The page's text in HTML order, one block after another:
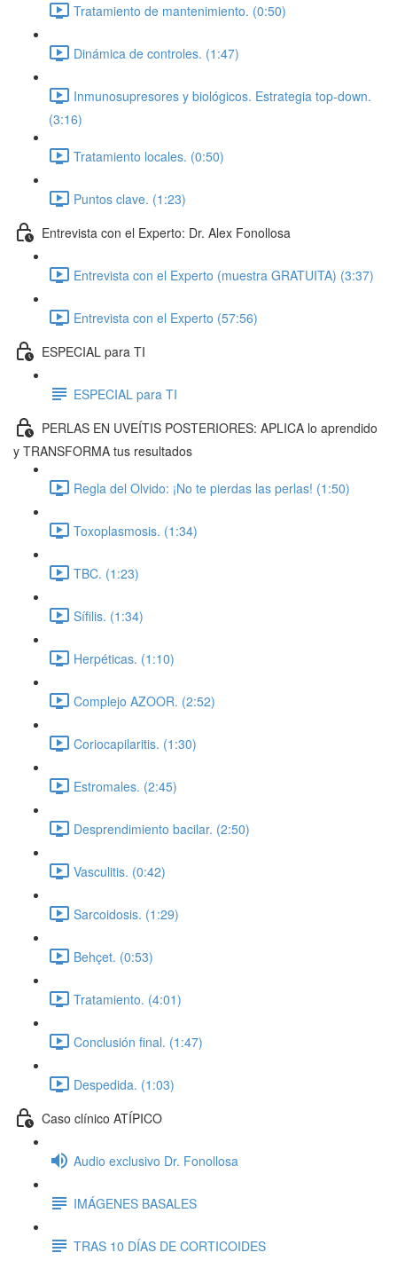
Tratamiento de mantenimiento. (0:50)
Dinámica de controles. (1:47)
Inmunosupresores y biológicos. Estrategia top-down.
(3:16)
Tratamiento locales. (0:50)
Puntos clave. (1:23)
Entrevista con el Experto: Dr. Alex Fonollosa
Entrevista con el Experto (muestra GRATUITA) (3:37)
Entrevista con el Experto (57:56)
ESPECIAL para TI
ESPECIAL para TI
PERLAS EN UVEÍTIS POSTERIORES: APLICA lo aprendido
y TRANSFORMA tus resultados
Regla del Olvido: ¡No te pierdas las perlas! (1:50)
Toxoplasmosis. (1:34)
TBC. (1:23)
Sífilis. (1:34)
Herpéticas. (1:10)
Complejo AZOOR. (2:52)
Coriocapilaritis. (1:30)
Estromales. (2:45)
Desprendimiento bacilar. (2:50)
Vasculitis. (0:42)
Sarcoidosis. (1:29)
Behçet. (0:53)
Tratamiento. (4:01)
Conclusión final. (1:47)
Despedida. (1:03)
Caso clínico ATÍPICO
Audio exclusivo Dr. Fonollosa
IMÁGENES BASALES
TRAS 10 DÍAS DE CORTICOIDES